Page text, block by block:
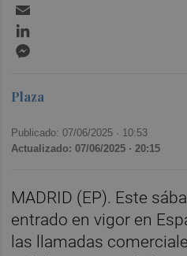
Plaza
Publicado: 07/06/2025 · 10:53
Actualizado: 07/06/2025 · 20:15
MADRID (EP). Este
entrado en vigor en
las llamadas